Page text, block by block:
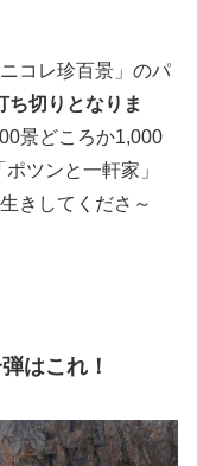
コレ珍百景」のパ
ち切りとなりま
景どころか1,000
ツンと一軒家」
きしてくださ～
はこれ！